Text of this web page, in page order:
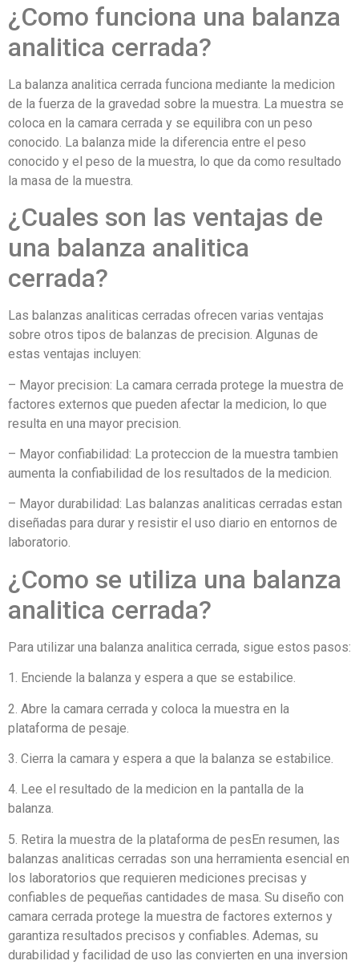
¿Como funciona una balanza
analitica cerrada?
La balanza analitica cerrada funciona mediante la medicion
de la fuerza de la gravedad sobre la muestra. La muestra se
coloca en la camara cerrada y se equilibra con un peso
conocido. La balanza mide la diferencia entre el peso
conocido y el peso de la muestra, lo que da como resultado
la masa de la muestra.
¿Cuales son las ventajas de
una balanza analitica
cerrada?
Las balanzas analiticas cerradas ofrecen varias ventajas
sobre otros tipos de balanzas de precision. Algunas de
estas ventajas incluyen:
– Mayor precision: La camara cerrada protege la muestra de
factores externos que pueden afectar la medicion, lo que
resulta en una mayor precision.
– Mayor confiabilidad: La proteccion de la muestra tambien
aumenta la confiabilidad de los resultados de la medicion.
– Mayor durabilidad: Las balanzas analiticas cerradas estan
diseñadas para durar y resistir el uso diario en entornos de
laboratorio.
¿Como se utiliza una balanza
analitica cerrada?
Para utilizar una balanza analitica cerrada, sigue estos pasos:
1. Enciende la balanza y espera a que se estabilice.
2. Abre la camara cerrada y coloca la muestra en la
plataforma de pesaje.
3. Cierra la camara y espera a que la balanza se estabilice.
4. Lee el resultado de la medicion en la pantalla de la
balanza.
5. Retira la muestra de la plataforma de pesEn resumen, las
balanzas analiticas cerradas son una herramienta esencial en
los laboratorios que requieren mediciones precisas y
confiables de pequeñas cantidades de masa. Su diseño con
camara cerrada protege la muestra de factores externos y
garantiza resultados precisos y confiables. Ademas, su
durabilidad y facilidad de uso las convierten en una inversion